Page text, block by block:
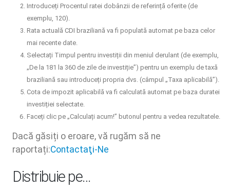
Introduceți Procentul ratei dobânzii de referință oferite (de
exemplu, 120).
Rata actuală CDI braziliană va fi populată automat pe baza celor
mai recente date.
Selectați Timpul pentru investiții din meniul derulant (de exemplu,
„De la 181 la 360 de zile de investiție”) pentru un exemplu de taxă
braziliană sau introduceți propria dvs. (câmpul „Taxa aplicabilă”).
Cota de impozit aplicabilă va fi calculată automat pe baza duratei
investiției selectate.
Faceți clic pe „Calculați acum!” butonul pentru a vedea rezultatele.
Dacă găsiți o eroare, vă rugăm să ne
raportați:Contactaţi-Ne
Distribuie pe…